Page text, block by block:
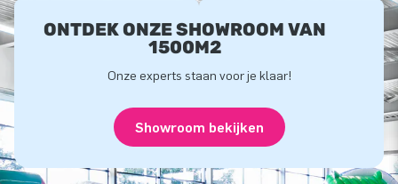
ONTDEK ONZE SHOWROOM VAN
1500M2
Onze experts staan voor je klaar!
Showroom bekijken